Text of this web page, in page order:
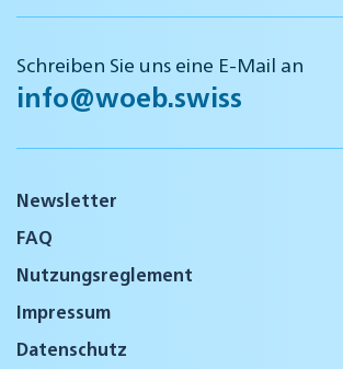
Schreiben Sie uns eine E-Mail an
info@woeb.swiss
Newsletter
FAQ
Nutzungsreglement
Impressum
Datenschutz